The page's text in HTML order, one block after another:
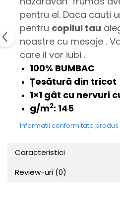
pentru el. Daca cauti
pentru copilul tau
noastre cu mesaje .
care il vor iubi .
100% BUMBAC
Țesătură din tricot
1×1 gât cu nervuri
g/m2: 145
Informatii conformitate produs
Caracteristici
Review-uri (0)